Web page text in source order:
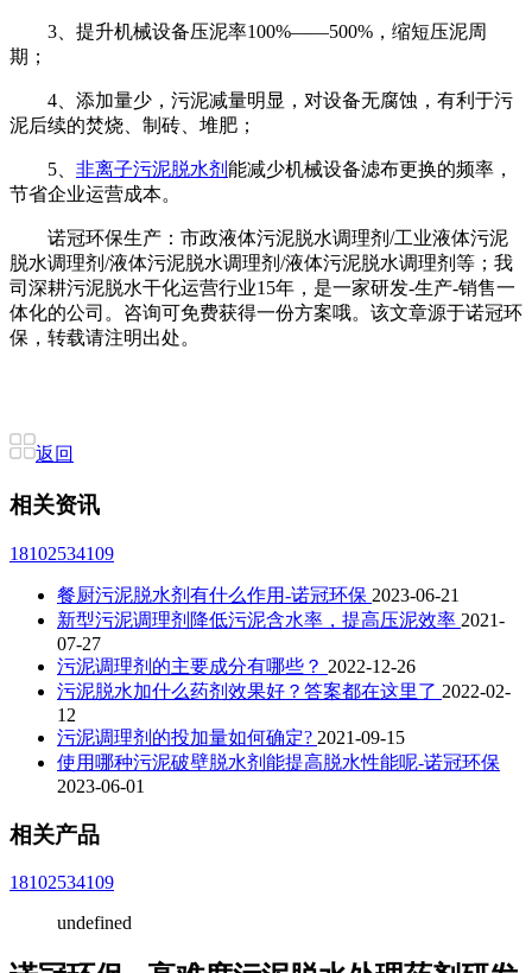
3、提升机械设备压泥率100%——500%，缩短压泥周
期；
4、添加量少，污泥减量明显，对设备无腐蚀，有利于污
泥后续的焚烧、制砖、堆肥；
5、 非离子污泥脱水剂 能减少机械设备滤布更换的频率，
节省企业运营成本。
诺冠环保生产：市政液体污泥脱水调理剂/工业液体污泥
脱水调理剂/液体污泥脱水调理剂/液体污泥脱水调理剂等；我
司深耕污泥脱水干化运营行业15年，是一家研发-生产-销售一
体化的公司。咨询可免费获得一份方案哦。该文章源于诺冠环
保，转载请注明出处。
返回
相关资讯
18102534109
餐厨污泥脱水剂有什么作用-诺冠环保 2023-06-21
新型污泥调理剂降低污泥含水率，提高压泥效率 2021-
07-27
污泥调理剂的主要成分有哪些？ 2022-12-26
污泥脱水加什么药剂效果好？答案都在这里了 2022-02-
12
污泥调理剂的投加量如何确定? 2021-09-15
使用哪种污泥破壁脱水剂能提高脱水性能呢-诺冠环保
2023-06-01
相关产品
18102534109
undefined